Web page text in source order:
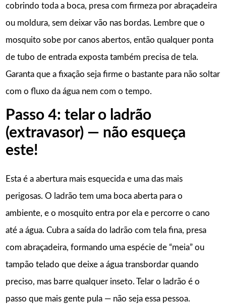
cobrindo toda a boca, presa com firmeza por abraçadeira
ou moldura, sem deixar vão nas bordas. Lembre que o
mosquito sobe por canos abertos, então qualquer ponta
de tubo de entrada exposta também precisa de tela.
Garanta que a fixação seja firme o bastante para não soltar
com o fluxo da água nem com o tempo.
Passo 4: telar o ladrão
(extravasor) — não esqueça
este!
Esta é a abertura mais esquecida e uma das mais
perigosas. O ladrão tem uma boca aberta para o
ambiente, e o mosquito entra por ela e percorre o cano
até a água. Cubra a saída do ladrão com tela fina, presa
com abraçadeira, formando uma espécie de “meia” ou
tampão telado que deixe a água transbordar quando
preciso, mas barre qualquer inseto. Telar o ladrão é o
passo que mais gente pula — não seja essa pessoa.